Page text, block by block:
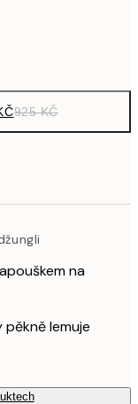
925 KČ
na
lemuje